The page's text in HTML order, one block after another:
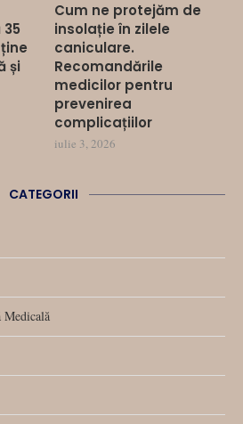
și
Cum ne protejăm de
insolație în zilele
caniculare.
Recomandările
medicilor pentru
prevenirea
complicațiilor
iulie 3, 2026
CATEGORII
Medicală